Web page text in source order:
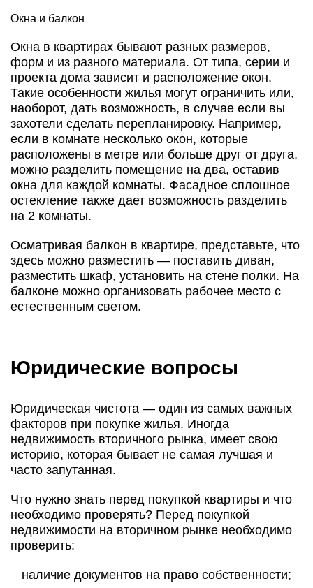
Окна и балкон
Окна в квартирах бывают разных размеров,
форм и из разного материала. От типа, серии и
проекта дома зависит и расположение окон.
Такие особенности жилья могут ограничить или,
наоборот, дать возможность, в случае если вы
захотели сделать перепланировку. Например,
если в комнате несколько окон, которые
расположены в метре или больше друг от друга,
можно разделить помещение на два, оставив
окна для каждой комнаты. Фасадное сплошное
остекление также дает возможность разделить
на 2 комнаты.
Осматривая балкон в квартире, представьте, что
здесь можно разместить — поставить диван,
разместить шкаф, установить на стене полки. На
балконе можно организовать рабочее место с
естественным светом.
Юридические вопросы
Юридическая чистота — один из самых важных
факторов при покупке жилья. Иногда
недвижимость вторичного рынка, имеет свою
историю, которая бывает не самая лучшая и
часто запутанная.
Что нужно знать перед покупкой квартиры и что
необходимо проверять? Перед покупкой
недвижимости на вторичном рынке необходимо
проверить:
наличие документов на право собственности;